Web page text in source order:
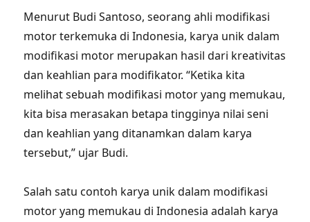
Menurut Budi Santoso, seorang ahli modifikasi
motor terkemuka di Indonesia, karya unik dalam
modifikasi motor merupakan hasil dari kreativitas
dan keahlian para modifikator. “Ketika kita
melihat sebuah modifikasi motor yang memukau,
kita bisa merasakan betapa tingginya nilai seni
dan keahlian yang ditanamkan dalam karya
tersebut,” ujar Budi.
Salah satu contoh karya unik dalam modifikasi
motor yang memukau di Indonesia adalah karya